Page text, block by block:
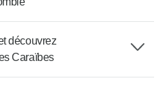
découvrez
Caraïbes